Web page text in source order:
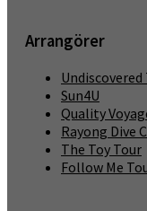
Arrangörer
Sun4U
Quality
Rayong Dive
The Toy Tour
Follow Me